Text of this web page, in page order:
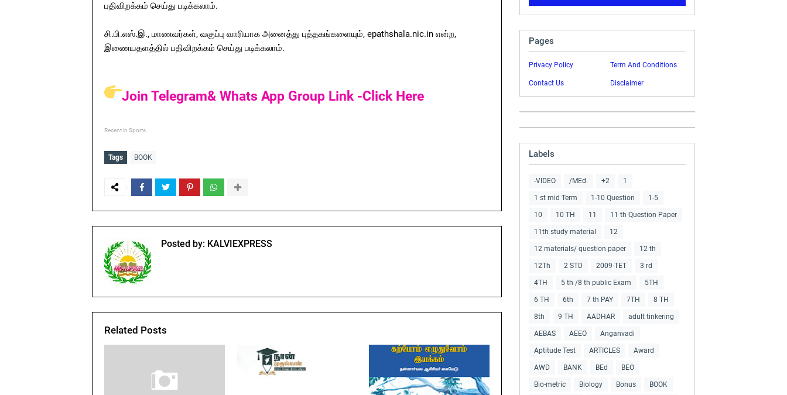
பதிவிறக்கம் செய்து படிக்கலாம்.
சி.பி.எஸ்.இ., மாணவர்கள், வகுப்பு வாரியாக அனைத்து புத்தகங்களையும், epathshala.nic.in என்ற,
இணையதளத்தில் பதிவிறக்கம் செய்து படிக்கலாம்.
Join Telegram& Whats App Group Link -Click Here
Recent in Sports
Tags BOOK
Posted by: KALVIEXPRESS
Related Posts
Pages
Privacy Policy Term And Conditions
Contact Us Disclaimer
Labels
-VIDEO /MEd. +2 1
1 st mid Term 1-10 Question 1-5
10 10 TH 11 11 th Question Paper
11th study material 12
12 materials/ question paper 12 th
12Th 2 STD 2009-TET 3 rd
4TH 5 th /8 th public Exam 5TH
6 TH 6th 7 th PAY 7TH 8 TH
8th 9 TH AADHAR adult tinkering
AEBAS AEEO Anganvadi
Aptitude Test ARTICLES Award
AWD BANK BEd BEO
Bio-metric Biology Bonus BOOK